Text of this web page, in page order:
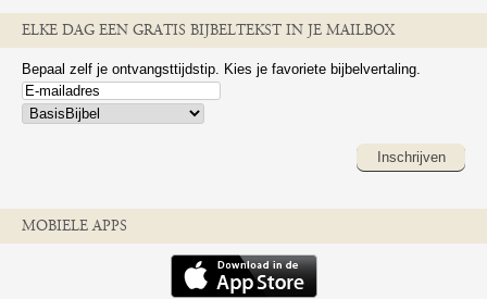
ELKE DAG EEN GRATIS BIJBELTEKST IN JE MAILBOX
Bepaal zelf je ontvangsttijdstip. Kies je favoriete bijbelvertaling.
Inschrijven
MOBIELE APPS